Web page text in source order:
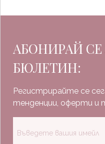
АБОНИРАЙ
БЮЛЕТИН:
Регистрирайте се
тенденции, оферти и